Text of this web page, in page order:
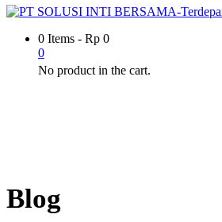
0 Items - Rp 0
0
No product in the cart.
Blog